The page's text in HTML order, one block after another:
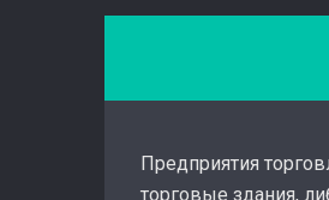
Предприятия
торговые здания,